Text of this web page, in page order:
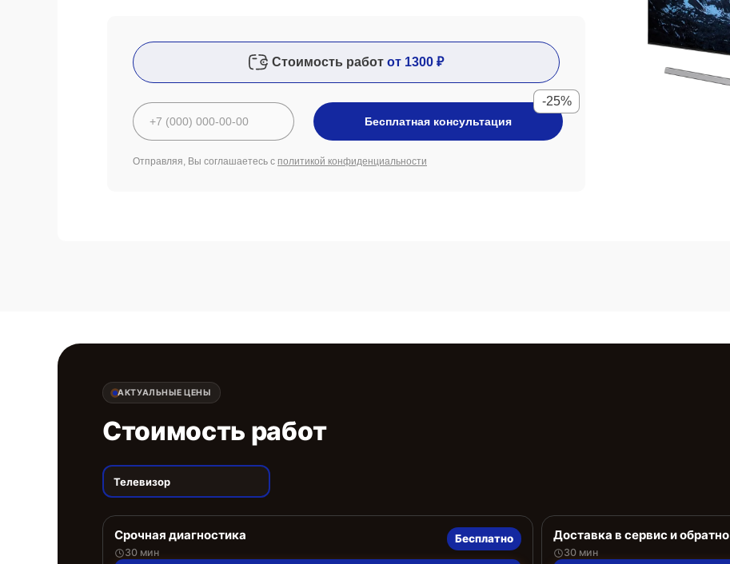
Стоимость работ от 1300 ₽
Бесплатная консультация
-25%
Отправляя, Вы соглашаетесь с политикой конфиденциальности
АКТУАЛЬНЫЕ ЦЕНЫ
Стоимость работ
Телевизор
Срочная диагностика
30 мин
Бесплатно Доставка в сервис и обратно
30 мин